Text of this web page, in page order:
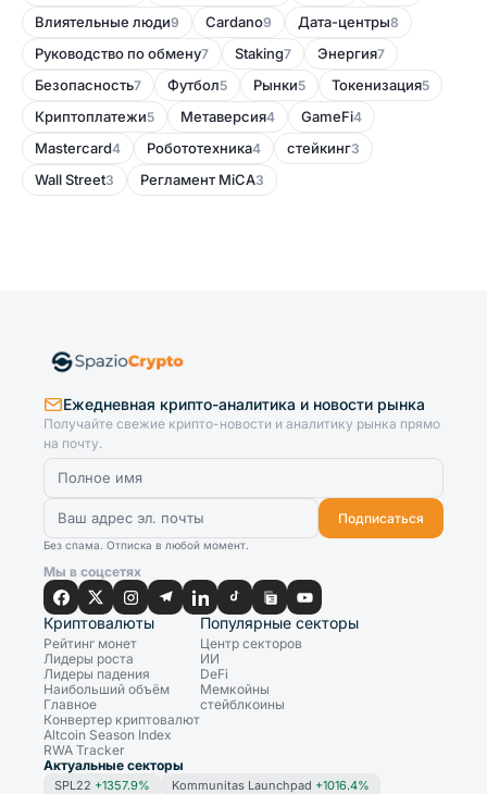
Влиятельные люди9 Cardano9 Дата-центры8
Руководство по обмену7 Staking7 Энергия7
Безопасность7 Футбол5 Рынки5 Токенизация5
Криптоплатежи5 Метаверсия4 GameFi4
Mastercard4 Робототехника4 стейкинг3
Wall Street3 Регламент MiCA3
Ежедневная крипто-аналитика и новости рынка
Получайте свежие крипто-новости и аналитику рынка прямо
на почту.
Подписаться
Без спама. Отписка в любой момент.
Мы в соцсетях
Криптовалюты
Рейтинг монет
Лидеры роста
Лидеры падения
Наибольший объём
Главное
Конвертер криптовалют
Altcoin Season Index
RWA Tracker
Популярные секторы
Центр секторов
ИИ
DeFi
Мемкойны
стейблкоины
Актуальные секторы
SPL22 +1357.9% Kommunitas Launchpad +1016.4%